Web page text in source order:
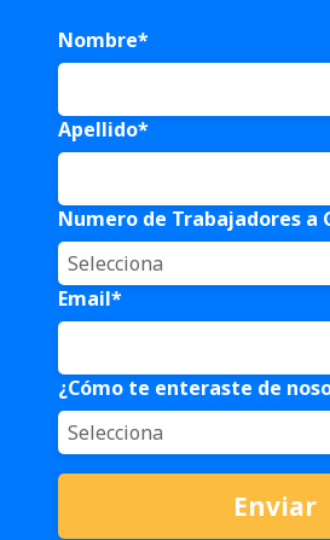
Nombre*
Apellido*
Numero de Trabajadores a
Email*
¿Cómo te enteraste de